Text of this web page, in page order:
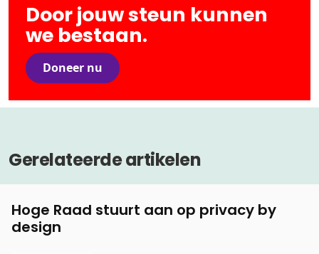
Door jouw steun kunnen
we bestaan.
Doneer nu
Gerelateerde artikelen
Hoge Raad stuurt aan op privacy by
design